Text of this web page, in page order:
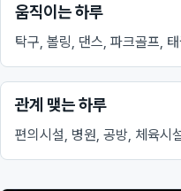
움직이는 하루
탁구, 볼링, 댄스, 파크골프,
관계 맺는 하루
편의시설, 병원, 공방, 체육시